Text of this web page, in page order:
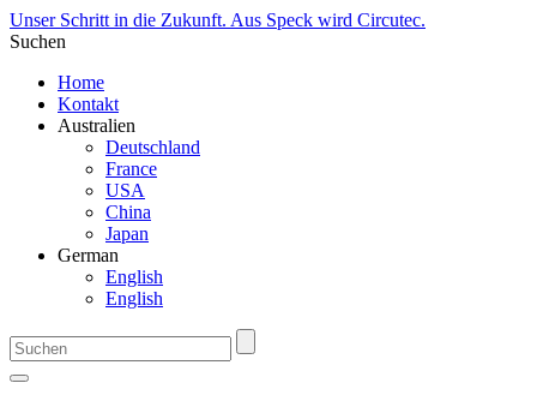
Unser Schritt in die Zukunft. Aus Speck wird Circutec.
Suchen
Home
Kontakt
Australien
Deutschland
France
USA
China
Japan
German
English
English